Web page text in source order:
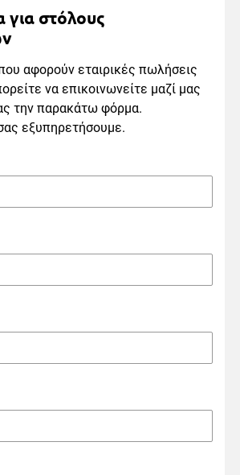
για στόλους
αφορούν εταιρικές πωλήσεις
να επικοινωνείτε μαζί μας
την παρακάτω φόρμα.
εξυπηρετήσουμε.